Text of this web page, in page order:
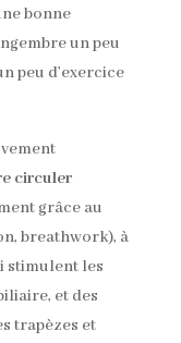
bonne
un peu
peu d’exercice
circuler
grâce au
breathwork), à
stimulent les
et des
trapèzes et